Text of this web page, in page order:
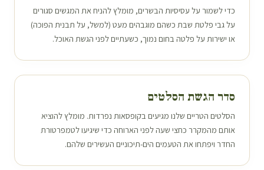
כדי לשמור על עסיסיות הבשרים, מומלץ להניח את המגשים סגורים
על גבי פלטת שבת כשהם מוגבהים מעט (למשל, על תבנית הפוכה)
או ישירות על פלטה בחום נמוך, כשעתיים לפני הגשת האוכל.
סדר הגשת הסלטים
הסלטים הטריים שלנו מגיעים בקופסאות נפרדות. מומלץ להוציא
אותם מהמקרר כחצי שעה לפני הארוחה כדי שיגיעו לטמפרטורת
החדר ויפתחו את הטעמים הים-תיכוניים העשירים שלהם.